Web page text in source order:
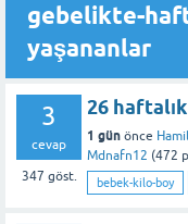
gebelikte-
yaşananlar
3
cevap
347 göst.
26
1 gün önce
Mdnafn12 (472
bebek-kilo-boy